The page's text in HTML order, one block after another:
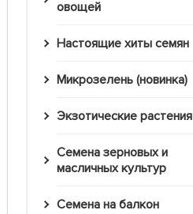
овощей
Настоящие хиты семян
Микрозелень (новинка)
Экзотические растения
Семена зерновых и
масличных культур
Семена на балкон